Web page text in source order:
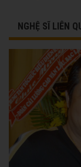
NGHỆ SĨ LIÊN